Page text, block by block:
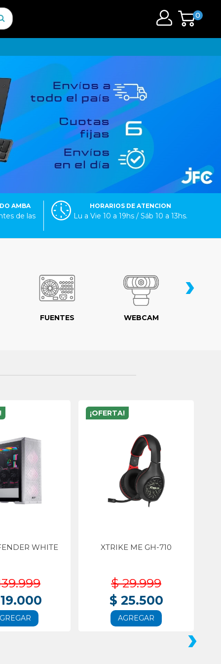
0
AMBA
de las
HORARIOS DE ATENCION
Lu a Vie 10 a 19hs / Sáb 10 a 13hs.
FUENTES WEBCAM
›
WHITE
¡OFERTA!
XTRIKE ME GH-710
$ 29.999
$ 25.500
AGREGAR
›